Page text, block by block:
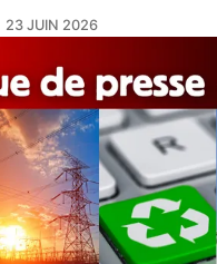
23 JUIN 2026